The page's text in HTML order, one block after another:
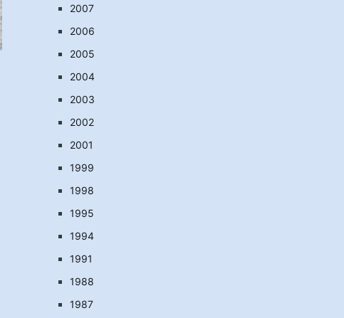
2007
2006
2005
2004
2003
2002
2001
1999
1998
1995
1994
1991
1988
1987